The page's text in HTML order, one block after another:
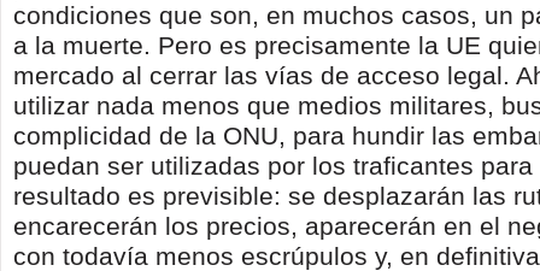
condiciones que son, en muchos casos, un
a la muerte. Pero es precisamente la UE
mercado al cerrar las vías de acceso legal.
utilizar nada menos que medios militares,
complicidad de la ONU, para hundir las
puedan ser utilizadas por los traficantes
resultado es previsible: se desplazarán las
encarecerán los precios, aparecerán en el
con todavía menos escrúpulos y, en